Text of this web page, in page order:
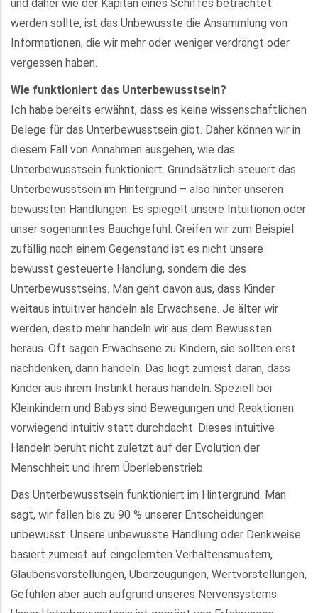
und daher wie der Kapitän eines Schiffes betrachtet
werden sollte, ist das Unbewusste die Ansammlung von
Informationen, die wir mehr oder weniger verdrängt oder
vergessen haben.
Wie funktioniert das Unterbewusstsein?
Ich habe bereits erwähnt, dass es keine wissenschaftlichen
Belege für das Unterbewusstsein gibt. Daher können wir in
diesem Fall von Annahmen ausgehen, wie das
Unterbewusstsein funktioniert. Grundsätzlich steuert das
Unterbewusstsein im Hintergrund – also hinter unseren
bewussten Handlungen. Es spiegelt unsere Intuitionen oder
unser sogenanntes Bauchgefühl. Greifen wir zum Beispiel
zufällig nach einem Gegenstand ist es nicht unsere
bewusst gesteuerte Handlung, sondern die des
Unterbewusstseins. Man geht davon aus, dass Kinder
weitaus intuitiver handeln als Erwachsene. Je älter wir
werden, desto mehr handeln wir aus dem Bewussten
heraus. Oft sagen Erwachsene zu Kindern, sie sollten erst
nachdenken, dann handeln. Das liegt zumeist daran, dass
Kinder aus ihrem Instinkt heraus handeln. Speziell bei
Kleinkindern und Babys sind Bewegungen und Reaktionen
vorwiegend intuitiv statt durchdacht. Dieses intuitive
Handeln beruht nicht zuletzt auf der Evolution der
Menschheit und ihrem Überlebenstrieb.
Das Unterbewusstsein funktioniert im Hintergrund. Man
sagt, wir fällen bis zu 90 % unserer Entscheidungen
unbewusst. Unsere unbewusste Handlung oder Denkweise
basiert zumeist auf eingelernten Verhaltensmustern,
Glaubensvorstellungen, Überzeugungen, Wertvorstellungen,
Gefühlen aber auch aufgrund unseres Nervensystems.